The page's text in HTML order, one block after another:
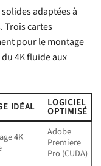
adaptées à
Trois cartes
pour le montage
4K fluide aux
IDÉAL LOGICIEL
OPTIMISÉ
4K
Adobe
Premiere
Pro (CUDA)